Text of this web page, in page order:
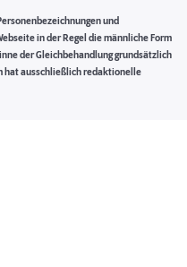
und
in der Regel die männliche Form
der Gleichbehandlung grundsätzlich
hat ausschließlich redaktionelle